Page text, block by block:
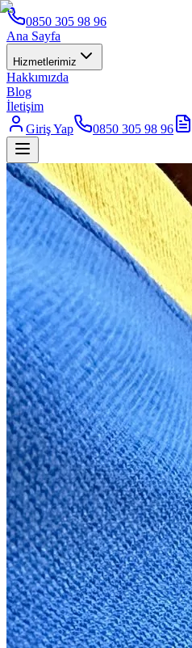
0850 305 98 96
Ana Sayfa
Hizmetlerimiz
Hakkımızda
Blog
İletişim
Giriş Yap
0850 305 98 96